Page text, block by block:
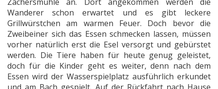
Wanderer schon erwartet und es gibt leckere
Grillwürstchen am warmen Feuer. Doch bevor die
Zweibeiner sich das Essen schmecken lassen, müssen
vorher natürlich erst die Esel versorgt und gebürstet
werden. Die Tiere haben für heute genug geleistet,
doch für die Kinder geht es weiter, denn nach dem
Essen wird der Wasserspielplatz ausführlich erkundet